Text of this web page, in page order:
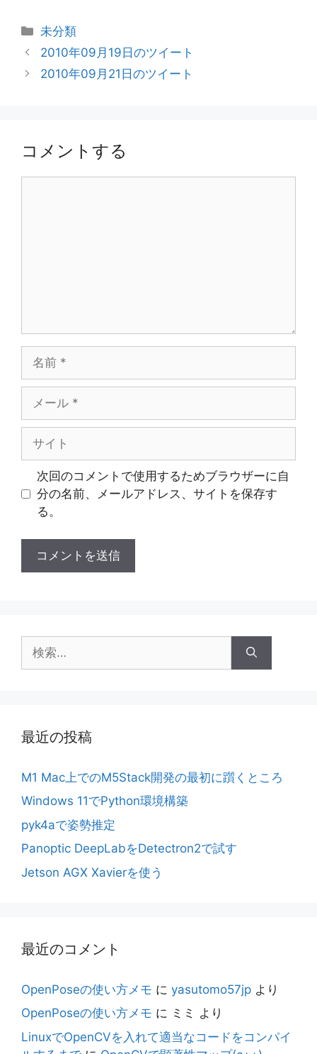
カ
テ
リ
未分類
2010年09月19日のツイート
2010年09月21日のツイート
コメントする
ル
次回のコメントで使用するためブラウザーに自
分の名前、メールアドレス、サイトを保存す
る。
索:
最近の投稿
M1 Mac上でのM5Stack開発の最初に躓くところ
Windows 11でPython環境構築
pyk4aで姿勢推定
Panoptic DeepLabをDetectron2で試す
Jetson AGX Xavierを使う
最近のコメント
OpenPoseの使い方メモ に yasutomo57jp より
OpenPoseの使い方メモ に ミミ より
LinuxでOpenCVを入れて適当なコードをコンパイ